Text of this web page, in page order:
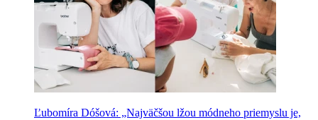
Ľubomíra Dóšová: „Najväčšou lžou módneho priemyslu je,